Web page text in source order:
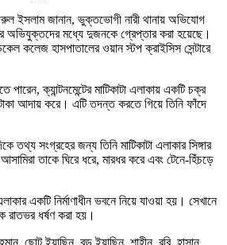
ইসলাম জানান, ভুক্তভোগী নারী থানায় অভিযোগ
অভিযুক্তদের মধ্যে দুজনকে গ্রেপ্তার করা হয়েছে।
কলেজ হাসপাতালের ওয়ান স্টপ ক্রাইসিস সেন্টারে
ক্যান্টনমেন্টের মাটিকাটা এলাকায় একটি চক্র
আদায় করে। এটি তদন্ত করতে গিয়ে তিনি ফাঁদে
তথ্য সংগ্রহের জন্য তিনি মাটিকাটা এলাকার সিঙ্গার
তাকে ঘিরে ধরে, মারধর করে এবং টেনে-হিঁচড়ে
একটি নির্মাণাধীন ভবনে নিয়ে যাওয়া হয়। সেখানে
রাতভর ধর্ষণ করা হয়।
ছোট ইয়াছিন, বড় ইয়াছিন, শাহীন, রবি, হাসান,